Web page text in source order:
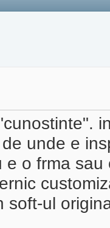
unde e
e o frma
soft-ul